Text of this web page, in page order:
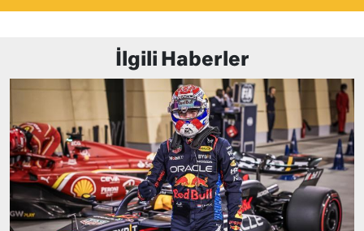
İlgili Haberler